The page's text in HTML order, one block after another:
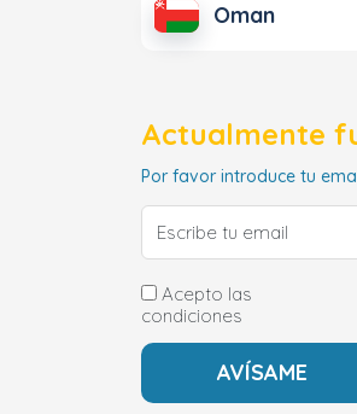
Oman
Actualmente
Por favor introduce tu
Acepto las
condiciones